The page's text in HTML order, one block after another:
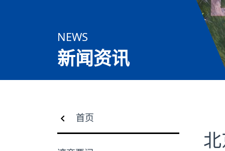
NEWS
新闻资讯
首页